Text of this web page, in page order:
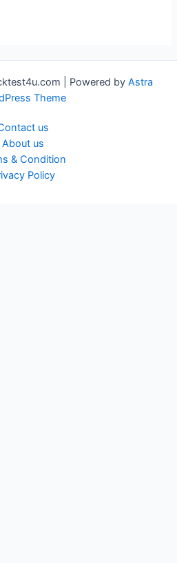
| Powered by Astra
Theme
us
About us
& Condition
Policy